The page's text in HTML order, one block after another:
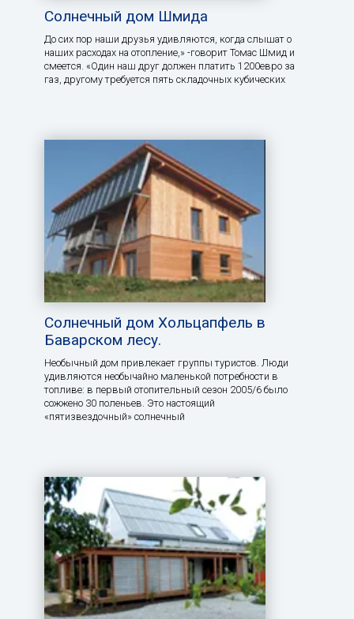
Солнечный дом Шмида
До сих пор наши друзья удивляются, когда слышат о
наших расходах на отопление,» -говорит Томас Шмид и
смеется. «Один наш друг должен платить 1200евро за
газ, другому требуется пять складочных кубических
Солнечный дом Хольцапфель в
Баварском лесу.
Необычный дом привлекает группы туристов. Люди
удивляются необычайно маленькой потребности в
топливе: в первый отопительный сезон 2005/6 было
сожжено 30 поленьев. Это настоящий
«пятизвездочный» солнечный